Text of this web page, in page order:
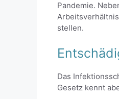
Pandemie.
stellen.
Das
Gesetz kennt